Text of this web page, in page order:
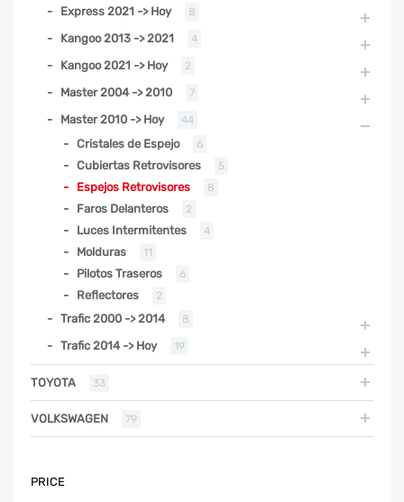
Express 2021 -> Hoy 8
Kangoo 2013 -> 2021 4
Kangoo 2021 -> Hoy 2
Master 2004 -> 2010 7
Master 2010 -> Hoy 44
Cristales de Espejo 6
Cubiertas Retrovisores 5
Espejos Retrovisores 8
Faros Delanteros 2
Luces Intermitentes 4
Molduras 11
Pilotos Traseros 6
Reflectores 2
Trafic 2000 -> 2014 8
Trafic 2014 -> Hoy 19
TOYOTA 33
VOLKSWAGEN 79
PRICE